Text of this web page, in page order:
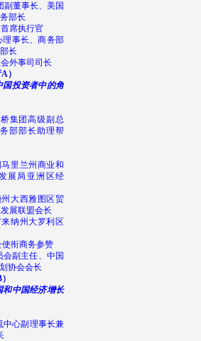
副董事长、美国
部长
席执行官
理事长、商务部
长
外事司司长
A）
国投资者中的角
集团高级副总
部部长助理帮
里兰州商业和
展局亚洲区经
大西雅图区贸
展联盟会长
纳州大罗利区
衔商务参赞
副主任、中国
协会会长
）
和中国经济增长
中心副理事长兼